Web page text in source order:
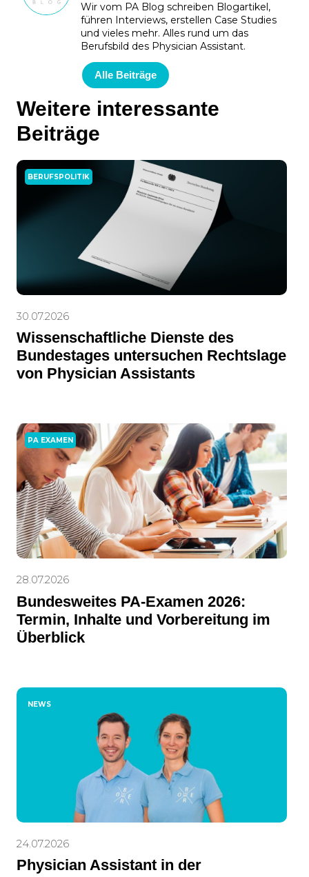
Wir vom PA Blog schreiben Blogartikel,
führen Interviews, erstellen Case Studies
und vieles mehr. Alles rund um das
Berufsbild des Physician Assistant.
Alle Beiträge
Weitere interessante
Beiträge
BERUFSPOLITIK
30.07.2026
Wissenschaftliche Dienste des
Bundestages untersuchen Rechtslage
von Physician Assistants
PA EXAMEN
28.07.2026
Bundesweites PA-Examen 2026:
Termin, Inhalte und Vorbereitung im
Überblick
NEWS
24.07.2026
Physician Assistant in der